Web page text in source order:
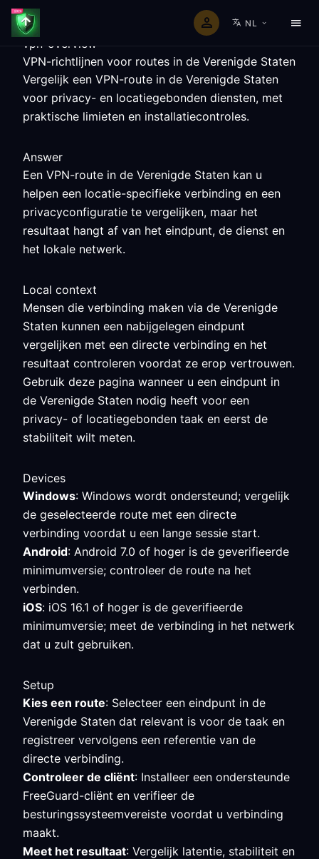
NL
vpn-overview
VPN-richtlijnen voor routes in de Verenigde Staten
Vergelijk een VPN-route in de Verenigde Staten
voor privacy- en locatiegebonden diensten, met
praktische limieten en installatiecontroles.
Answer
Een VPN-route in de Verenigde Staten kan u
helpen een locatie-specifieke verbinding en een
privacyconfiguratie te vergelijken, maar het
resultaat hangt af van het eindpunt, de dienst en
het lokale netwerk.
Local context
Mensen die verbinding maken via de Verenigde
Staten kunnen een nabijgelegen eindpunt
vergelijken met een directe verbinding en het
resultaat controleren voordat ze erop vertrouwen.
Gebruik deze pagina wanneer u een eindpunt in
de Verenigde Staten nodig heeft voor een
privacy- of locatiegebonden taak en eerst de
stabiliteit wilt meten.
Devices
Windows: Windows wordt ondersteund; vergelijk
de geselecteerde route met een directe
verbinding voordat u een lange sessie start.
Android: Android 7.0 of hoger is de geverifieerde
minimumversie; controleer de route na het
verbinden.
iOS: iOS 16.1 of hoger is de geverifieerde
minimumversie; meet de verbinding in het netwerk
dat u zult gebruiken.
Setup
Kies een route: Selecteer een eindpunt in de
Verenigde Staten dat relevant is voor de taak en
registreer vervolgens een referentie van de
directe verbinding.
Controleer de cliënt: Installeer een ondersteunde
FreeGuard-cliënt en verifieer de
besturingssysteemvereiste voordat u verbinding
maakt.
Meet het resultaat: Vergelijk latentie, stabiliteit en